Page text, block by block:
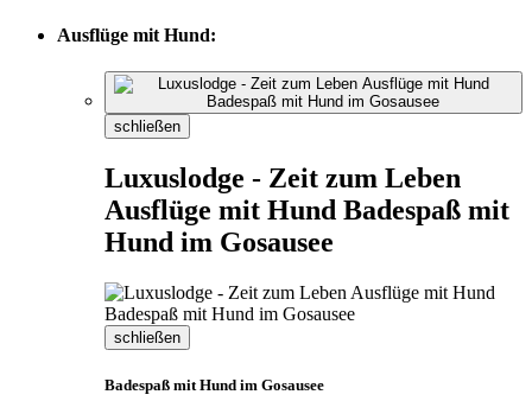
Ausflüge mit Hund:
schließen
Luxuslodge - Zeit zum Leben
Ausflüge mit Hund Badespaß mit
Hund im Gosausee
schließen
Badespaß mit Hund im Gosausee